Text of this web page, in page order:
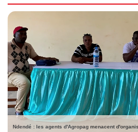
Ndendé : les agents d'Agropag menacent